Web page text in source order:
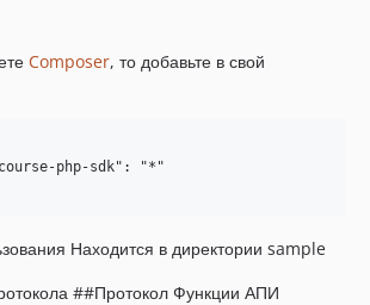
Composer, то добавьте в свой
php-sdk": "*"
Находится в директории sample
##Протокол Функции АПИ